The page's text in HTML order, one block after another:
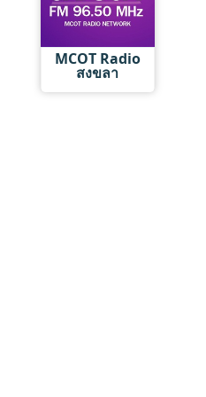
MCOT Radio
สงขลา